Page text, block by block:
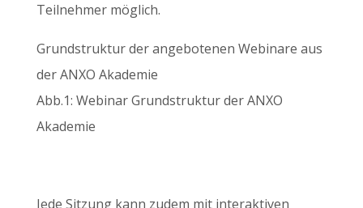
Teilnehmer möglich.
Grundstruktur der angebotenen Webinare aus
der ANXO Akademie
Abb.1: Webinar Grundstruktur der ANXO
Akademie
Jede Sitzung kann zudem mit interaktiven